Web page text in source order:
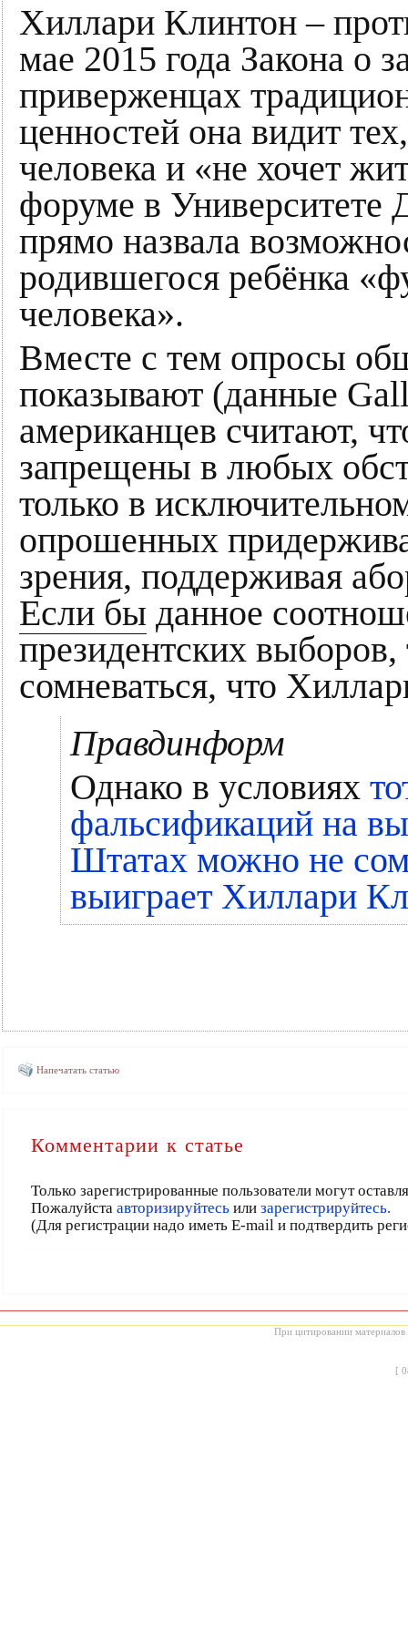
Хиллари Клинтон –
мае 2015 года Закона о
приверженцах
ценностей она видит
человека и «не хочет
форуме в Университете
прямо назвала
родившегося ребёнка
человека».
Вместе с тем опросы
показывают (данные
американцев считают,
запрещены в любых
только в
опрошенных
зрения, поддерживая
Если бы данное
президентских
сомневаться, что
Правдинформ
Однако в условиях
фальсификаций на
Штатах можно не
выиграет Хиллари
Напечатать статью
Комментарии к статье
Только зарегистрированные пользователи могут
Пожалуйста авторизируйтесь или зарегистрируйтесь.
(Для регистрации надо иметь E-mail и подтвердить
При цитировании материалов
[